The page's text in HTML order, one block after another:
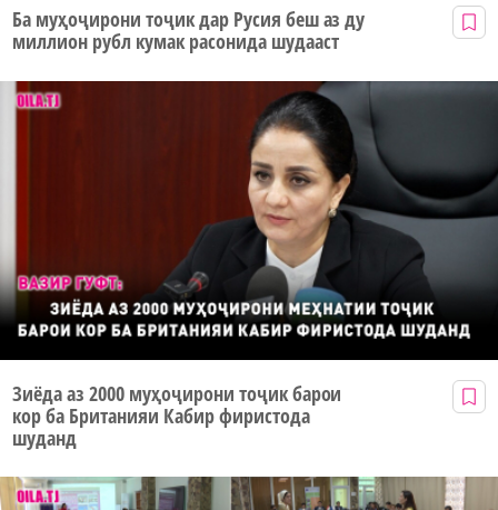
Ба муҳоҷирони тоҷик дар Русия беш аз ду
миллион рубл кумак расонида шудааст
Зиёда аз 2000 муҳоҷирони тоҷик барои
кор ба Британияи Кабир фиристода
шуданд